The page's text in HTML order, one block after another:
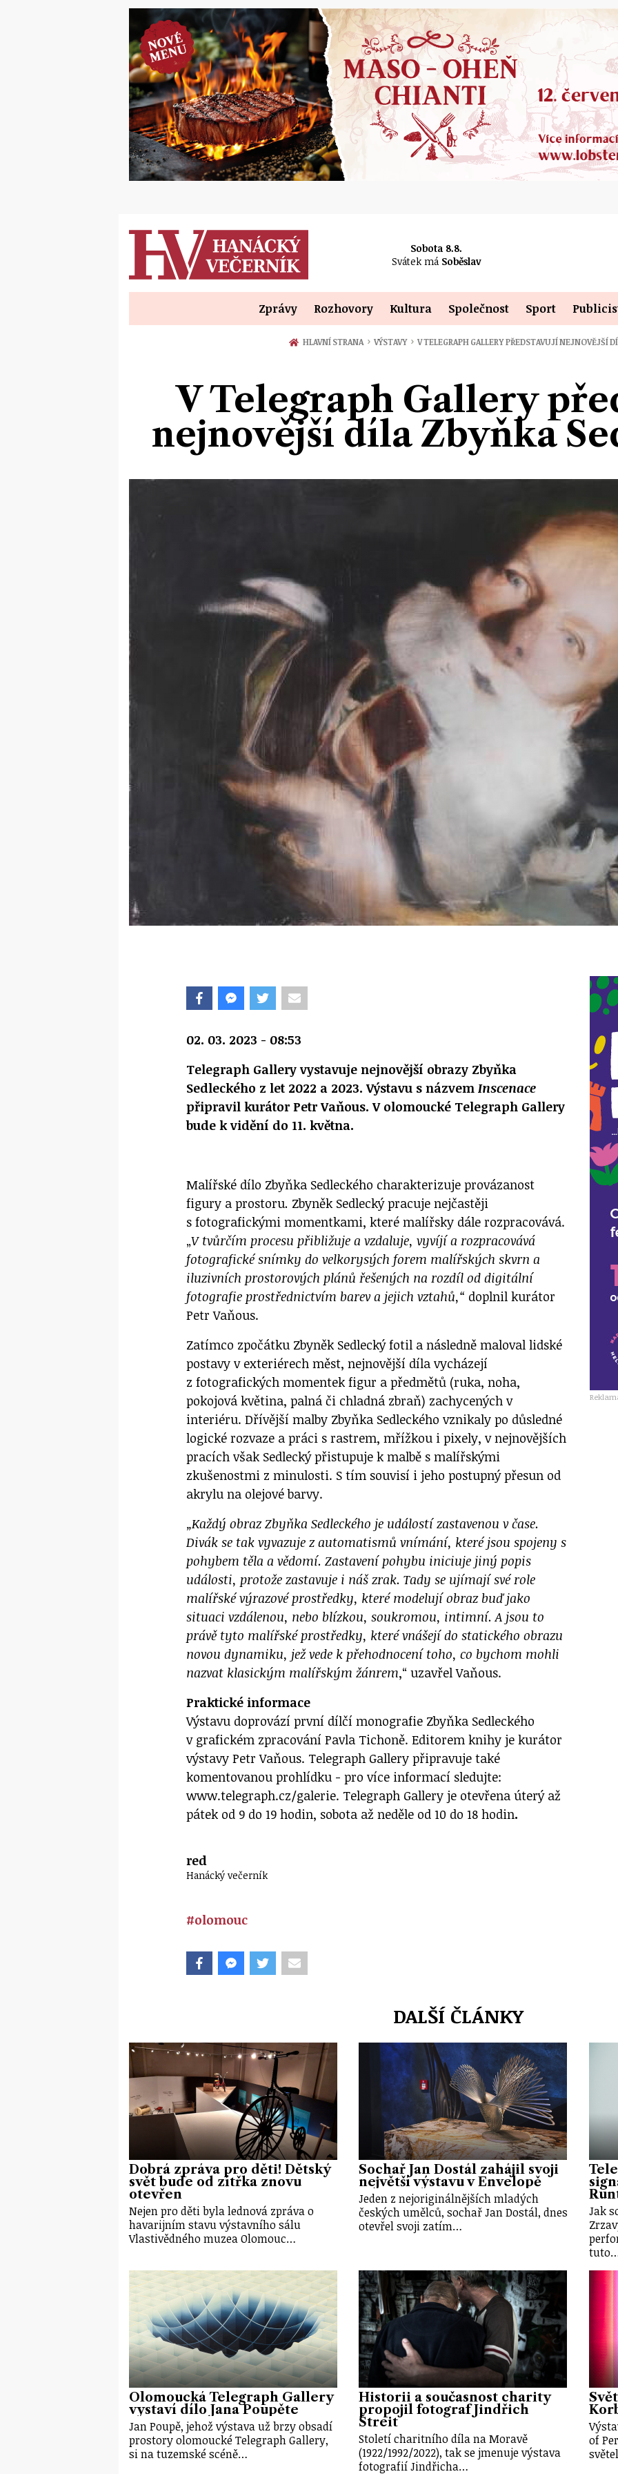
Sobota 8.8.
Svátek má Soběslav
Zprávy Rozhovory Kultura Společnost Sport
HLAVNÍ STRANA › VÝSTAVY › V TELEGRAPH GALLERY PŘEDSTAVUJÍ NEJNOVĚJŠÍ
V Telegraph Gallery
nejnovější díla Zbyňka
02. 03. 2023 - 08:53
Telegraph Gallery vystavuje nejnovější obrazy Zbyňka
Sedleckého z let 2022 a 2023. Výstavu s názvemInscenace
připravil kurátor Petr Vaňous. V olomoucké Telegraph Gallery
bude k vidění do 11. května.
Malířské dílo Zbyňka Sedleckého charakterizuje provázanost
figury a prostoru. Zbyněk Sedlecký pracuje nejčastěji
s fotografickými momentkami, které malířsky dále rozpracovává.
„V tvůrčím procesu přibližuje a vzdaluje, vyvíjí a rozpracovává
fotografické snímky do velkorysých forem malířských skvrn a
iluzivních prostorových plánů řešených na rozdíl od digitální
fotografie prostřednictvím barev a jejich vztahů,“ doplnil kurátor
Petr Vaňous.
Zatímco zpočátku Zbyněk Sedlecký fotil a následně maloval lidské
postavy v exteriérech měst, nejnovější díla vycházejí
z fotografických momentek figur a předmětů (ruka, noha,
pokojová květina, palná či chladná zbraň) zachycených v
interiéru. Dřívější malby Zbyňka Sedleckého vznikaly po důsledné
logické rozvaze a práci s rastrem, mřížkou i pixely, v nejnovějších
pracích však Sedlecký přistupuje k malbě s malířskými
zkušenostmi z minulosti. S tím souvisí i jeho postupný přesun od
akrylu na olejové barvy.
„Každý obraz Zbyňka Sedleckého je událostí zastavenou v čase.
Divák se tak vyvazuje z automatismů vnímání, které jsou spojeny s
pohybem těla a vědomí. Zastavení pohybu iniciuje jiný popis
události, protože zastavuje i náš zrak. Tady se ujímají své role
malířské výrazové prostředky, které modelují obraz buď jako
situaci vzdálenou, nebo blízkou, soukromou, intimní. A jsou to
právě tyto malířské prostředky, které vnášejí do statického obrazu
novou dynamiku, jež vede k přehodnocení toho, co bychom mohli
nazvat klasickým malířským žánrem,“ uzavřel Vaňous.
Praktické informace
Výstavu doprovází první dílčí monografie Zbyňka Sedleckého
v grafickém zpracování Pavla Tichoně. Editorem knihy je kurátor
výstavy Petr Vaňous. Telegraph Gallery připravuje také
komentovanou prohlídku - pro více informací sledujte:
www.telegraph.cz/galerie. Telegraph Gallery je otevřena úterý až
pátek od 9 do 19 hodin, sobota až neděle od 10 do 18 hodin.
red
Hanácký večerník
#olomouc
DALŠÍ ČLÁNKY
Dobrá zpráva pro děti! Dětský
svět bude od zítřka znovu
otevřen
Nejen pro děti byla lednová zpráva o
havarijním stavu výstavního sálu
Vlastivědného muzea Olomouc…
Sochař Jan Dostál zahájil svoji
největší výstavu v Envelopě
Jeden z nejoriginálnějších mladých
českých umělců, sochař Jan Dostál, dnes
otevřel svoji zatím…
Jak
Olomoucká Telegraph Gallery
vystaví dílo Jana Poupěte
Jan Poupě, jehož výstava už brzy obsadí
prostory olomoucké Telegraph Gallery,
si na tuzemské scéně…
Historii a současnost charity
propojil fotograf Jindřich
Štreit
Století charitního díla na Moravě
(1922/1992/2022), tak se jmenuje výstava
fotografií Jindřicha…
of